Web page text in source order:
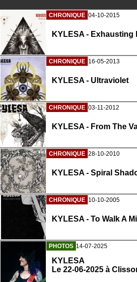
CHRONIQUE 04-10-2015
KYLESA - Exhausting
CHRONIQUE 16-05-2013
KYLESA - Ultraviolet
CHRONIQUE 03-11-2012
KYLESA - From The
CHRONIQUE 28-10-2010
KYLESA - Spiral
CHRONIQUE 10-10-2005
KYLESA - To Walk A
PHOTOS 14-07-2025
KYLESA
Le 22-06-2025 à